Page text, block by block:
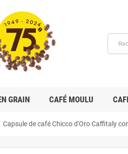
GRAIN CAFÉ MOULU
Capsule de café Chicco d'Oro Caffitaly